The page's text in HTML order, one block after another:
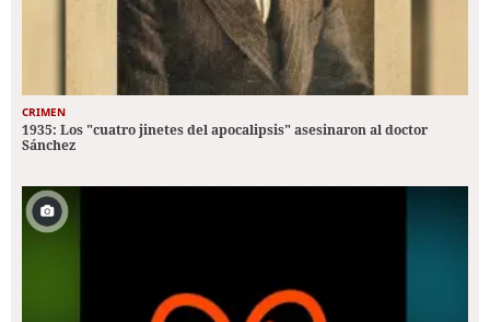
CRIMEN
1935: Los "cuatro jinetes del apocalipsis" asesinaron al doctor
Sánchez